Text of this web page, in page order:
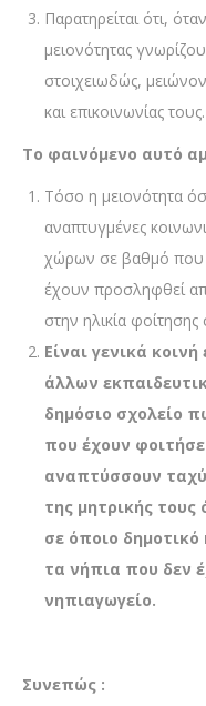
Παρατηρείται ότι,
μειονότητας
στοιχειωδώς,
και επικοινωνίας τους.
Το φαινόμενο αυτό
Τόσο η μειονότητα
αναπτυγμένες
χώρων σε βαθμό που
έχουν προσληφθεί
στην ηλικία
Είναι γενικά
άλλων
δημόσιο σχολείο
που έχουν
αναπτύσσουν
της μητρικής
σε όποιο
τα νήπια που δεν
νηπιαγωγείο.
Συνεπώς :